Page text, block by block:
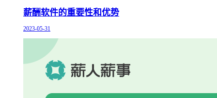
薪酬软件的重要性和优势
2023-05-31